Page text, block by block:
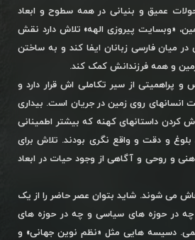
عمیق و بنیانی در همه سطوح و ابعاد
«وبسایت پیروزی الهه» تلاش دارد نقش
در میان فارسی زبانان ایفا کند و به ساختن
زمین و همه فرزندانش کمک کند.
پراهمیتی از سیر تکاملی اش قرار دارد و
روی زمین در جریان است. بیداری
کردن داستانهای کهنه که بیشتر اطمینانی
و دقت و واقع نگری بودند. تلاش برای
و روحی و آگاهی از وجود حیات در ابعاد
می شوند. شاید بتوان عصر حاضر را از یک
چه در حوزه های سیاسی و چه در حوزه های
دسیسه هایی مثل «نظم نوین جهانی» و